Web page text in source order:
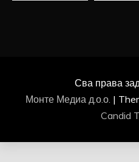
Сва права
Монте Медиа д.о.о. |
Candid